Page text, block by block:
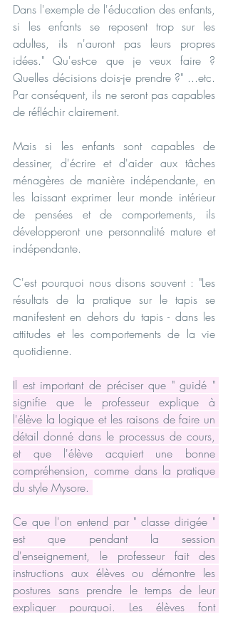
Dans l'exemple de l'éducation des enfants,
si les enfants se reposent trop sur les
adultes, ils n'auront pas leurs propres
idées." Qu'est-ce que je veux faire ?
Quelles décisions dois-je prendre ?" ...etc.
Par conséquent, ils ne seront pas capables
de réfléchir clairement.
Mais si les enfants sont capables de
dessiner, d'écrire et d'aider aux tâches
ménagères de manière indépendante, en
les laissant exprimer leur monde intérieur
de pensées et de comportements, ils
développeront une personnalité mature et
indépendante.
C'est pourquoi nous disons souvent : "Les
résultats de la pratique sur le tapis se
manifestent en dehors du tapis - dans les
attitudes et les comportements de la vie
quotidienne.
Il est important de préciser que " guidé "
signifie que le professeur explique à
l'élève la logique et les raisons de faire un
détail donné dans le processus de cours,
et que l'élève acquiert une bonne
compréhension, comme dans la pratique
du style Mysore.
Ce que l'on entend par " classe dirigée "
est que pendant la session
d'enseignement, le professeur fait des
instructions aux élèves ou démontre les
postures sans prendre le temps de leur
expliquer pourquoi. Les élèves font